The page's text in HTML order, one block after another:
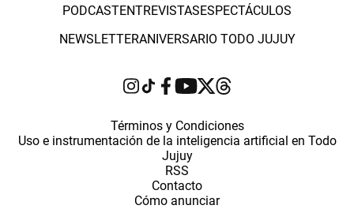
PODCASTENTREVISTASESPECTÁCULOS
NEWSLETTERANIVERSARIO TODO JUJUY
Términos y Condiciones
Uso e instrumentación de la inteligencia artificial en Todo
Jujuy
RSS
Contacto
Cómo anunciar